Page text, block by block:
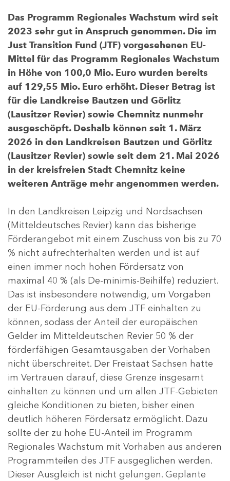
Das Programm Regionales Wachstum wird seit
2023 sehr gut in Anspruch genommen. Die im
Just Transition Fund (JTF) vorgesehenen EU-
Mittel für das Programm Regionales Wachstum
in Höhe von 100,0 Mio. Euro wurden bereits
auf 129,55 Mio. Euro erhöht. Dieser Betrag ist
für die Landkreise Bautzen und Görlitz
(Lausitzer Revier) sowie Chemnitz nunmehr
ausgeschöpft. Deshalb können seit 1. März
2026 in den Landkreisen Bautzen und Görlitz
(Lausitzer Revier) sowie seit dem 21. Mai 2026
in der kreisfreien Stadt Chemnitz keine
weiteren Anträge mehr angenommen werden.
In den Landkreisen Leipzig und Nordsachsen
(Mitteldeutsches Revier) kann das bisherige
Förderangebot mit einem Zuschuss von bis zu 70
% nicht aufrechterhalten werden und ist auf
einen immer noch hohen Fördersatz von
maximal 40 % (als De-minimis-Beihilfe) reduziert.
Das ist insbesondere notwendig, um Vorgaben
der EU-Förderung aus dem JTF einhalten zu
können, sodass der Anteil der europäischen
Gelder im Mitteldeutschen Revier 50 % der
förderfähigen Gesamtausgaben der Vorhaben
nicht überschreitet. Der Freistaat Sachsen hatte
im Vertrauen darauf, diese Grenze insgesamt
einhalten zu können und um allen JTF-Gebieten
gleiche Konditionen zu bieten, bisher einen
deutlich höheren Fördersatz ermöglicht. Dazu
sollte der zu hohe EU-Anteil im Programm
Regionales Wachstum mit Vorhaben aus anderen
Programmteilen des JTF ausgeglichen werden.
Dieser Ausgleich ist nicht gelungen. Geplante